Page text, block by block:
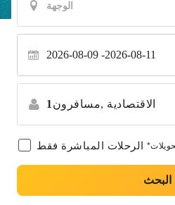
2026-08-09 2026-08-11
1 مسافرون, الاقتصادية
الرحلات المباشرة فقط
البحث